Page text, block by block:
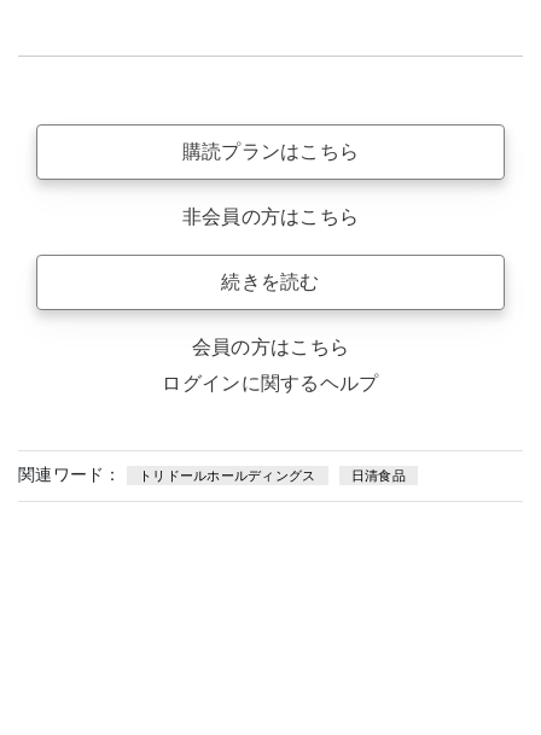
購読プランはこちら
非会員の方はこちら
続きを読む
会員の方はこちら
ログインに関するヘルプ
関連ワード： トリドールホールディングス 日清食品